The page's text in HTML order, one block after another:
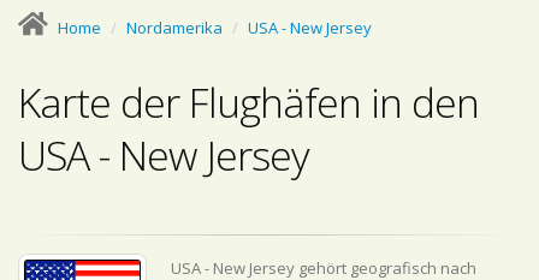
Home Nordamerika USA - New Jersey
Karte der Flughäfen in den
USA - New Jersey
USA - New Jersey gehört geografisch nach